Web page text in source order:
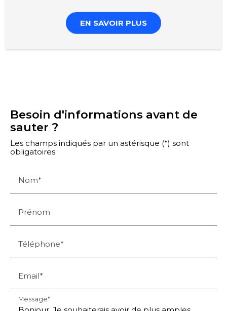
EN SAVOIR PLUS
Besoin d'informations avant de
sauter ?
Les champs indiqués par un astérisque (*) sont
obligatoires
Nom*
Prénom
Téléphone*
Email*
Message*